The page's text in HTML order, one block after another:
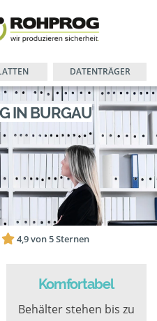
DATENTRÄGER
IN BURGAU
4,9 von 5 Sternen
Komfortabel
Behälter stehen bis zu